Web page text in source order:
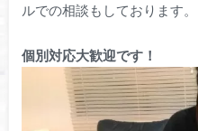
ルでの相談もしております。
個別対応大歓迎です！